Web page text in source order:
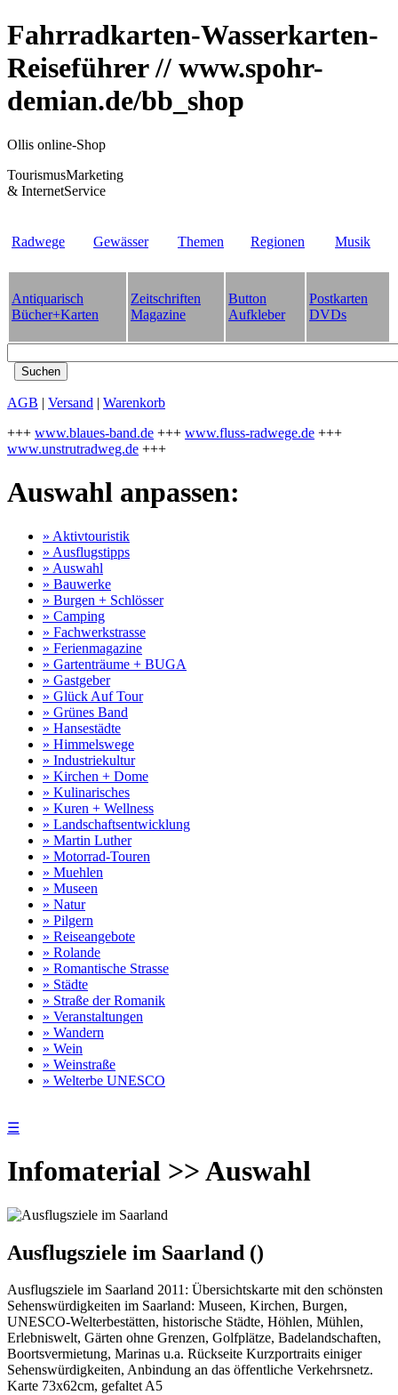
Fahrradkarten-Wasserkarten-
Reiseführer // www.spohr-
demian.de/bb_shop
Ollis online-Shop
TourismusMarketing
& InternetService
Radwege Gewässer Themen Regionen Musik
Antiquarisch
Bücher+Karten
Zeitschriften
Magazine
Button
Aufkleber
Postkarten
DVDs
AGB | Versand | Warenkorb
+++ www.blaues-band.de +++ www.fluss-radwege.de +++
www.unstrutradweg.de +++
Auswahl anpassen:
» Aktivtouristik
» Ausflugstipps
» Auswahl
» Bauwerke
» Burgen + Schlösser
» Camping
» Fachwerkstrasse
» Ferienmagazine
» Gartenträume + BUGA
» Gastgeber
» Glück Auf Tour
» Grünes Band
» Hansestädte
» Himmelswege
» Industriekultur
» Kirchen + Dome
» Kulinarisches
» Kuren + Wellness
» Landschaftsentwicklung
» Martin Luther
» Motorrad-Touren
» Muehlen
» Museen
» Natur
» Pilgern
» Reiseangebote
» Rolande
» Romantische Strasse
» Städte
» Straße der Romanik
» Veranstaltungen
» Wandern
» Wein
» Weinstraße
» Welterbe UNESCO
☰
Infomaterial >> Auswahl
Ausflugsziele im Saarland ()
Ausflugsziele im Saarland 2011: Übersichtskarte mit den schönsten
Sehenswürdigkeiten im Saarland: Museen, Kirchen, Burgen,
UNESCO-Welterbestätten, historische Städte, Höhlen, Mühlen,
Erlebniswelt, Gärten ohne Grenzen, Golfplätze, Badelandschaften,
Boortsvermietung, Marinas u.a. Rückseite Kurzportraits einiger
Sehenswürdigkeiten, Anbindung an das öffentliche Verkehrsnetz.
Karte 73x62cm, gefaltet A5